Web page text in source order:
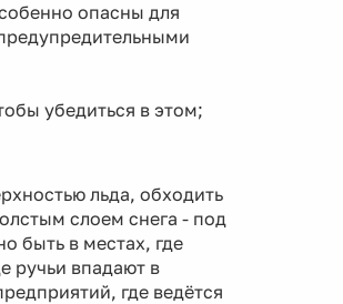
опасны для
убедиться в этом;
льда, обходить
слоем снега - под
быть в местах, где
ручьи впадают в
где ведётся